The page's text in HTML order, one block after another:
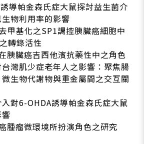
導帕金森氏症大鼠探討益生菌介
物利用率的影響
甲基化之SP1調控胰臟癌細胞中
轉錄活性
胰臟癌吉西他濱抗藥性中之角色
灣肌少症老年人之影響：聚焦腸
生物代謝物與重金屬間之交互關
對6-OHDA誘導帕金森氏症大鼠
腫瘤微環境所扮演角色之研究